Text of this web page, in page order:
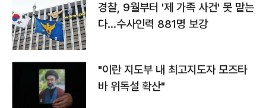
경찰, 9월부터 '제 가족 사건' 못 맡는
다…수사인력 881명 보강
"이란 지도부 내 최고지도자 모즈타
바 위독설 확산"